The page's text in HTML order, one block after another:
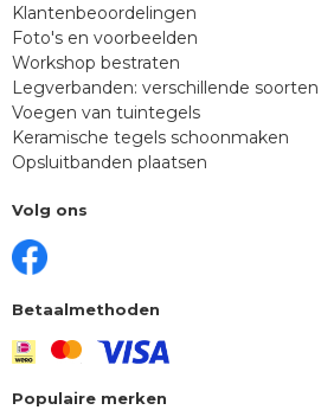
Klantenbeoordelingen
Foto's en voorbeelden
Workshop bestraten
Legverbanden: verschillende soorten
Voegen van tuintegels
Keramische tegels schoonmaken
Opsluitbanden plaatsen
Volg ons
Betaalmethoden
Populaire merken